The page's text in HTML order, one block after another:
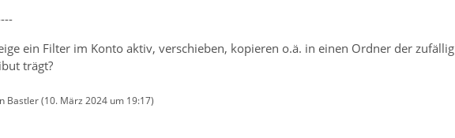
ein Filter im Konto aktiv, verschieben, kopieren o.ä. in einen Ordner der zufällig
trägt?
Bastler (10. März 2024 um 19:17)